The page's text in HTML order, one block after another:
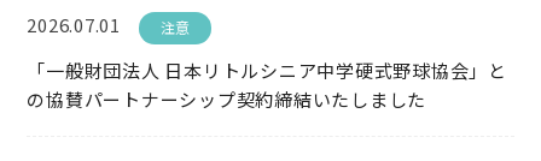
2026.07.01 注意
「一般財団法人 日本リトルシニア中学硬式野球協会」と
の協賛パートナーシップ契約締結いたしました